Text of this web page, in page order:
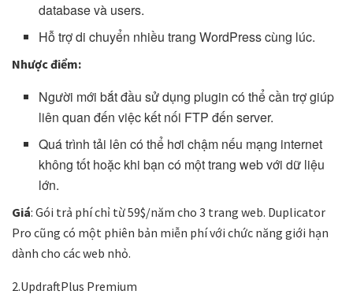
database và users.
Hỗ trợ di chuyển nhiều trang WordPress cùng lúc.
Nhược điểm:
Người mới bắt đầu sử dụng plugin có thể cần trợ giúp
liên quan đến việc kết nối FTP đến server.
Quá trình tải lên có thể hơi chậm nếu mạng internet
không tốt hoặc khi bạn có một trang web với dữ liệu
lớn.
Giá: Gói trả phí chỉ từ 59$/năm cho 3 trang web. Duplicator
Pro cũng có một phiên bản miễn phí với chức năng giới hạn
dành cho các web nhỏ.
2.UpdraftPlus Premium